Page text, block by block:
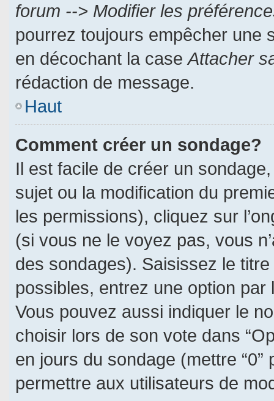
forum --> Modifier les
pourrez toujours empêcher une
en décochant la caseAttacher
rédaction de message.
Haut
Comment créer un sondage?
Il est facile de créer un
sujet ou la modification du
les permissions), cliquez sur
(si vous ne le voyez pas, vous
des sondages). Saisissez le
possibles, entrez une option
Vous pouvez aussi indiquer le
choisir lors de son vote dans
en jours du sondage (mettre
permettre aux utilisateurs de